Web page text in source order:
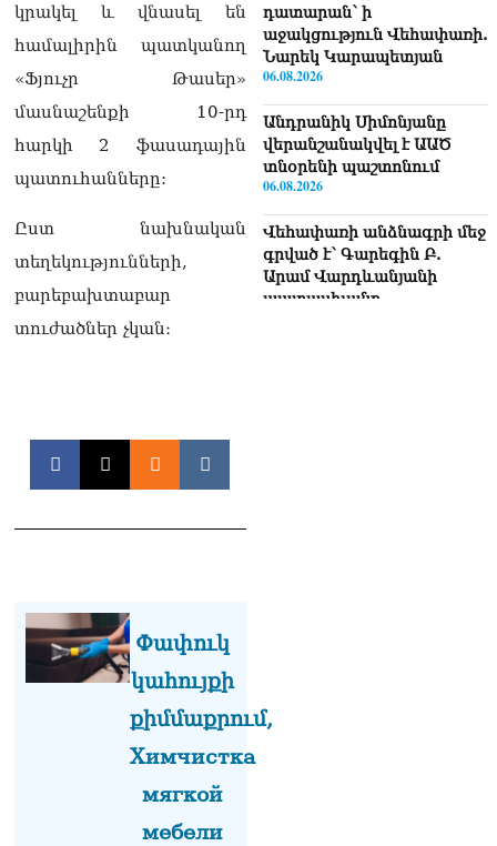
կրակել և վնասել են
համալիրին պատկանող
«Ֆյուչր Թասեր»
մասնաշենքի 10-րդ
հարկի 2 ֆասադային
պատուհանները:
Ըստ նախնական
տեղեկությունների,
բարեբախտաբար
տուժածներ չկան։
Փափուկ
կահույքի
քիմմաքրում,
Химчистка
мягкой
мебели
դատարան՝ ի
աջակցություն Վեհափառի.
Նարեկ Կարապետյան
06.08.2026
Անդրանիկ Սիմոնյանը
վերանշանակվել է ԱԱԾ
տնօրենի պաշտոնում
06.08.2026
Վեհափառի անձնագրի մեջ
գրված է՝ Գարեգին Բ.
Արամ Վարդևանյանի
պատասխանը
քրեական գործընթացի